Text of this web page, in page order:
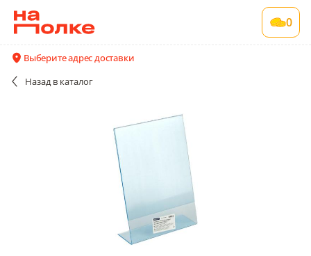
0
Выберите адрес доставки
Назад в каталог
OfficeSpace, А4, односторонний,
1 шт в упаковке
Все поставщики и цены